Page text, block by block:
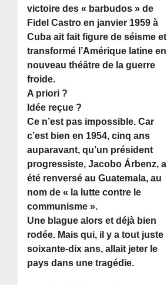
victoire des « barbudos » de
Fidel Castro en janvier 1959 à
Cuba ait fait figure de séisme et
transformé l’Amérique latine en
nouveau théâtre de la guerre
froide.
A priori ?
Idée reçue ?
Ce n’est pas impossible. Car
c’est bien en 1954, cinq ans
auparavant, qu’un président
progressiste, Jacobo Árbenz, a
été renversé au Guatemala, au
nom de « la lutte contre le
communisme ».
Une blague alors et déjà bien
rodée. Mais qui, il y a tout juste
soixante-dix ans, allait jeter le
pays dans une tragédie.